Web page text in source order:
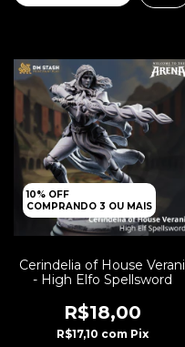
10% OFF
COMPRANDO 3 OU MAIS
Cerindelia of House Verani
- High Elfo Spellsword
R$18,00
R$17,10 com Pix